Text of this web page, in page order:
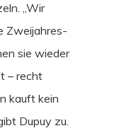
„Wir
Zweijahres-
sie wieder
– recht
kauft kein
Dupuy zu.